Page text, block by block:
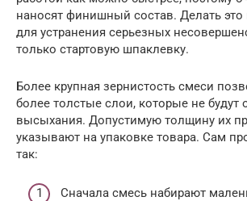
наносят финишный состав. Делать
для устранения серьезных
только стартовую шпаклевку.
Более крупная зернистость смеси
более толстые слои, которые не будут
высыхания. Допустимую толщину их
указывают на упаковке товара. Сам
так:
Сначала смесь набирают